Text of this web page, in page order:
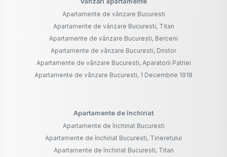
Apartamente de vânzare Bucuresti
Apartamente de vânzare Bucuresti, Titan
Apartamente de vânzare Bucuresti, Berceni
Apartamente de vânzare Bucuresti, Dristor
Apartamente de vânzare Bucuresti, Aparatorii Patriei
Apartamente de vânzare Bucuresti, 1 Decembrie 1918
Apartamente de închiriat
Apartamente de închiriat Bucuresti
Apartamente de închiriat Bucuresti, Tineretului
Apartamente de închiriat Bucuresti, Titan